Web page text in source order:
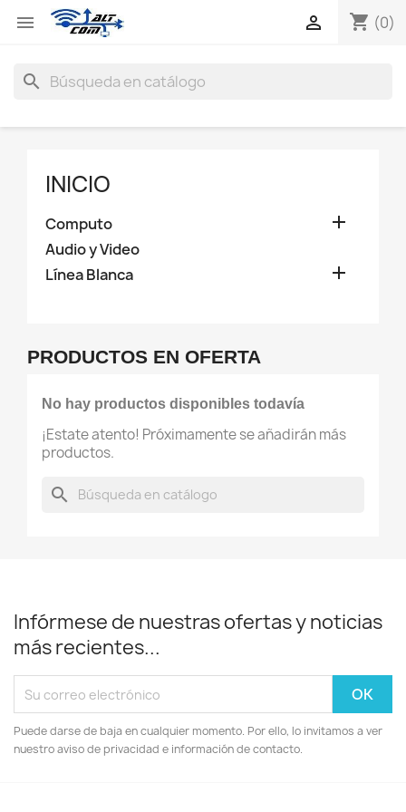
 shopping_cart (0)

search
INICIO
Computo 
Audio y Video
Línea Blanca

PRODUCTOS EN OFERTA
No hay productos disponibles todavía
¡Estate atento! Próximamente se añadirán más
productos.
search
Infórmese de nuestras ofertas y noticias
más recientes...
Puede darse de baja en cualquier momento. Por ello, lo invitamos a ver
nuestro aviso de privacidad e información de contacto.